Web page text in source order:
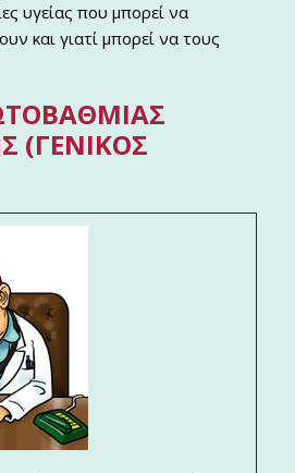
υγείας που μπορεί να
και γιατί μπορεί να τους
(ΓΕΝΙΚΌΣ